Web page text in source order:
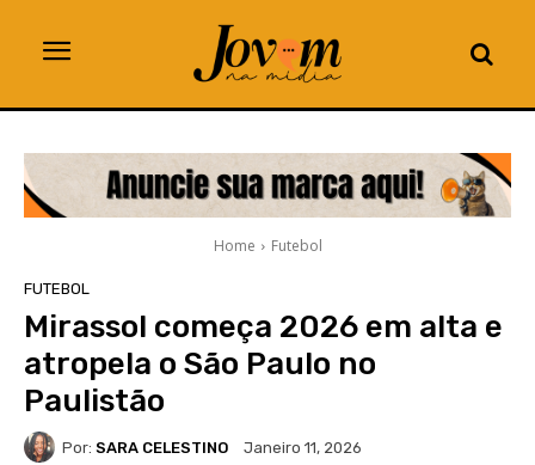
Home Futebol
FUTEBOL
Mirassol começa 2026 em alta e
atropela o São Paulo no
Paulistão
Por: SARA CELESTINO Janeiro 11, 2026